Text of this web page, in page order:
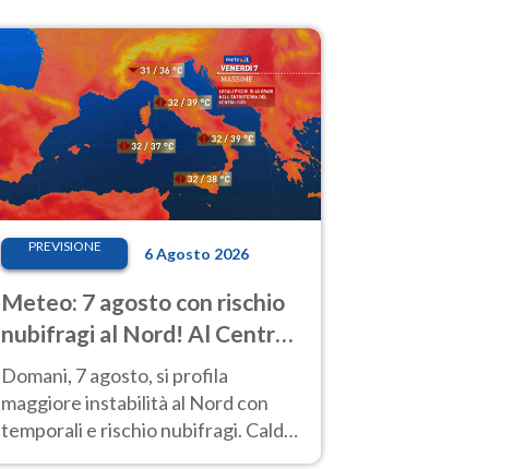
PREVISIONE 6 Agosto 2026
Meteo: 7 agosto con rischio
nubifragi al Nord! Al Centro-
Sud caldo estremo
Domani, 7 agosto, si profila
maggiore instabilità al Nord con
temporali e rischio nubifragi. Caldo